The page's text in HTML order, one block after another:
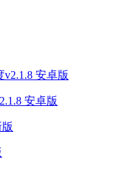
安卓版